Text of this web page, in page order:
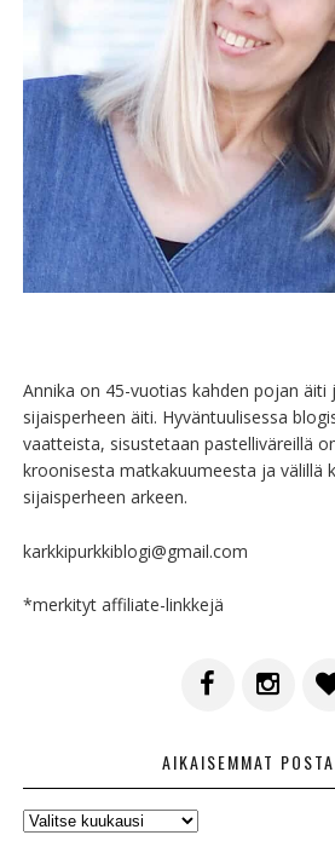
Annika on 45-vuotias kahden pojan äiti
sijaisperheen äiti. Hyväntuulisessa
vaatteista, sisustetaan pastelliväreillä
kroonisesta matkakuumeesta ja välillä
sijaisperheen arkeen.
karkkipurkkiblogi@gmail.com
*merkityt affiliate-linkkejä
AIKAISEMMAT
AIKAISEMMAT